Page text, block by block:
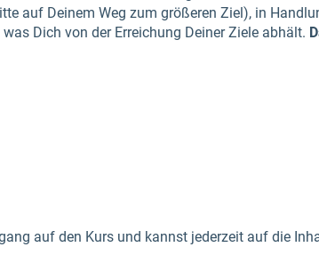
auf Deinem Weg zum größeren Ziel), in
Dich von der Erreichung Deiner Ziele abhält.
auf den Kurs und kannst jederzeit auf die